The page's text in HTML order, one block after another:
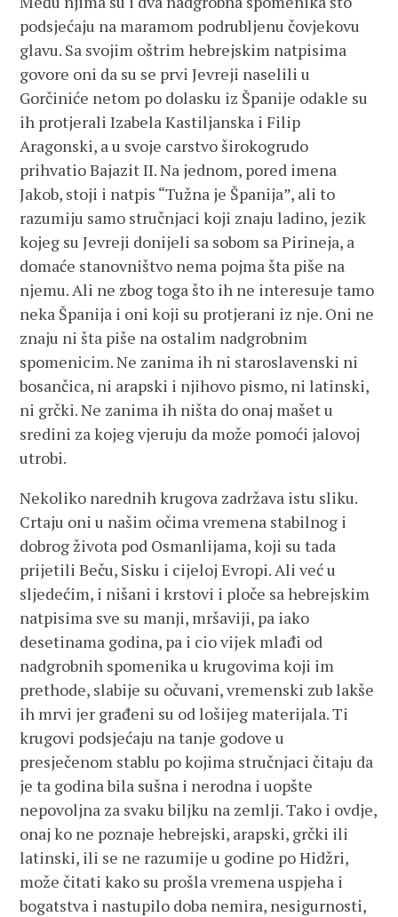
podsjećaju na maramom podrubljenu čovjekovu
glavu. Sa svojim oštrim hebrejskim natpisima
govore oni da su se prvi Jevreji naselili u
Gorčiniće netom po dolasku iz Španije odakle su
ih protjerali Izabela Kastiljanska i Filip
Aragonski, a u svoje carstvo širokogrudo
prihvatio Bajazit II. Na jednom, pored imena
Jakob, stoji i natpis “Tužna je Španija”, ali to
razumiju samo stručnjaci koji znaju ladino, jezik
kojeg su Jevreji donijeli sa sobom sa Pirineja, a
domaće stanovništvo nema pojma šta piše na
njemu. Ali ne zbog toga što ih ne interesuje tamo
neka Španija i oni koji su protjerani iz nje. Oni ne
znaju ni šta piše na ostalim nadgrobnim
spomenicim. Ne zanima ih ni staroslavenski ni
bosančica, ni arapski i njihovo pismo, ni latinski,
ni grčki. Ne zanima ih ništa do onaj mašet u
sredini za kojeg vjeruju da može pomoći jalovoj
utrobi.
Nekoliko narednih krugova zadržava istu sliku.
Crtaju oni u našim očima vremena stabilnog i
dobrog života pod Osmanlijama, koji su tada
prijetili Beču, Sisku i cijeloj Evropi. Ali već u
sljedećim, i nišani i krstovi i ploče sa hebrejskim
natpisima sve su manji, mršaviji, pa iako
desetinama godina, pa i cio vijek mlađi od
nadgrobnih spomenika u krugovima koji im
prethode, slabije su očuvani, vremenski zub lakše
ih mrvi jer građeni su od lošijeg materijala. Ti
krugovi podsjećaju na tanje godove u
presječenom stablu po kojima stručnjaci čitaju da
je ta godina bila sušna i nerodna i uopšte
nepovoljna za svaku biljku na zemlji. Tako i ovdje,
onaj ko ne poznaje hebrejski, arapski, grčki ili
latinski, ili se ne razumije u godine po Hidžri,
može čitati kako su prošla vremena uspjeha i
bogatstva i nastupilo doba nemira, nesigurnosti,